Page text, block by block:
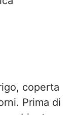
coperta
Prima di